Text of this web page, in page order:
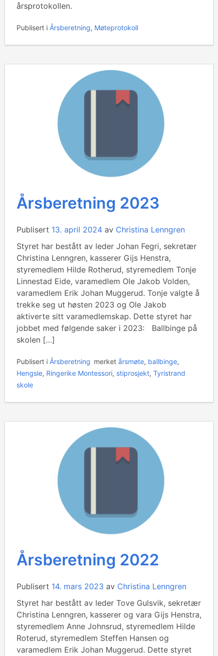
årsprotokollen.
Publisert i Årsberetning, Møteprotokoll
Årsberetning 2023
Publisert 13. april 2024 av Christina Lenngren
Styret har bestått av leder Johan Fegri, sekretær
Christina Lenngren, kasserer Gijs Henstra,
styremedlem Hilde Rotherud, styremedlem Tonje
Linnestad Eide, varamedlem Ole Jakob Volden,
varamedlem Erik Johan Muggerud. Tonje valgte å
trekke seg ut høsten 2023 og Ole Jakob
aktiverte sitt varamedlemskap. Dette styret har
jobbet med følgende saker i 2023: Ballbinge på
skolen […]
Publisert i Årsberetning merket årsmøte, ballbinge,
Hengsle, Ringerike Montessori, stiprosjekt, Tyristrand
skole
Årsberetning 2022
Publisert 14. mars 2023 av Christina Lenngren
Styret har bestått av leder Tove Gulsvik, sekretær
Christina Lenngren, kasserer og vara Gijs Henstra,
styremedlem Anne Johnsrud, styremedlem Hilde
Roterud, styremedlem Steffen Hansen og
varamedlem Erik Johan Muggerud. Dette styret